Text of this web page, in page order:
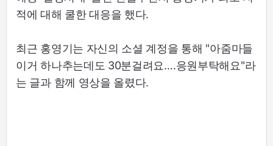
적에 대해 쿨한 대응을 했다.
최근 홍영기는 자신의 소셜 계정을 통해 "아줌마들
이거 하나추는데도 30분걸려요….응원부탁해요"라
는 글과 함께 영상을 올렸다.